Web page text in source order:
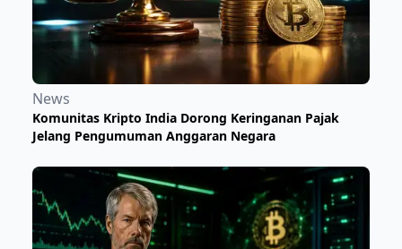
News
Komunitas Kripto India Dorong Keringanan Pajak
Jelang Pengumuman Anggaran Negara